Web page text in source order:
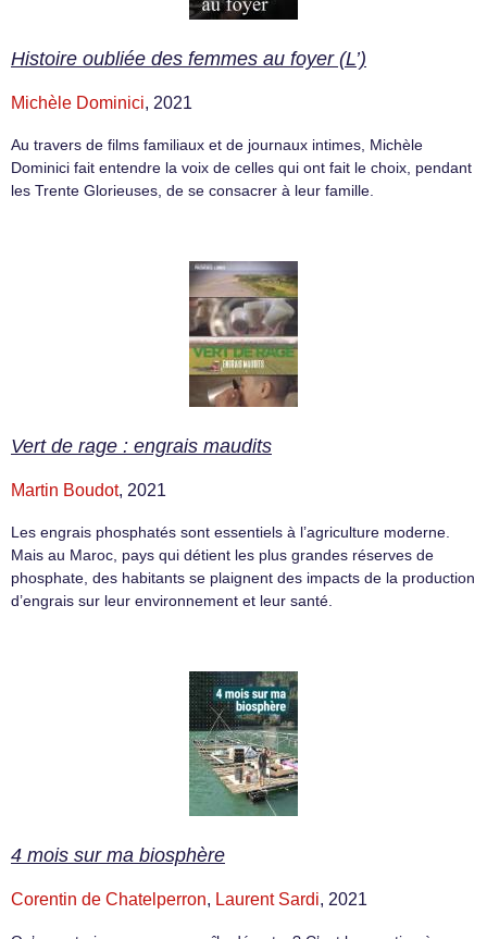
Histoire oubliée des femmes au foyer (L’)
Michèle Dominici, 2021
Au travers de films familiaux et de journaux intimes, Michèle
Dominici fait entendre la voix de celles qui ont fait le choix, pendant
les Trente Glorieuses, de se consacrer à leur famille.
Vert de rage : engrais maudits
Martin Boudot, 2021
Les engrais phosphatés sont essentiels à l’agriculture moderne.
Mais au Maroc, pays qui détient les plus grandes réserves de
phosphate, des habitants se plaignent des impacts de la production
d’engrais sur leur environnement et leur santé.
4 mois sur ma biosphère
Corentin de Chatelperron, Laurent Sardi, 2021